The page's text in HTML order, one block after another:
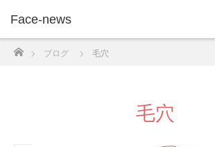
Face-news
ブログ 毛穴
毛穴